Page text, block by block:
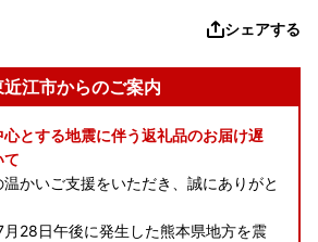
シェアする
近江市からのご案内
心とする地震に伴う返礼品のお届け遅
て
かいご支援をいただき、誠にありがと
28日午後に発生した熊本県地方を震